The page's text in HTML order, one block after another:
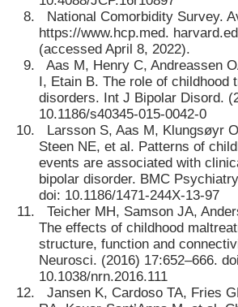
National Comorbidity Survey.
https://www.hcp.med.
(accessed April 8, 2022).
Aas M, Henry C, Andreassen
I, Etain B. The role of childhood
disorders. Int J Bipolar Disord.
10.1186/s40345-015-0042-0
Larsson S, Aas M, Klungsøyr
Steen NE, et al. Patterns of
events are associated with
bipolar disorder. BMC
doi: 10.1186/1471-244X-13-97
Teicher MH, Samson JA,
The effects of childhood
structure, function and
Neurosci. (2016) 17:652–666.
10.1038/nrn.2016.111
Jansen K, Cardoso TA, Fries